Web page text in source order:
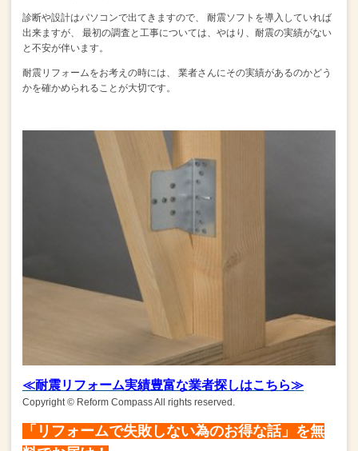
診断や設計はパソコンで出てきますので、
耐震ソフトを導入していれば
出来ますが、
最初の調査と工事については、やはり、耐震の実績がない
と不安が伴います。
耐震リフォームをお考えの時には、
業者さんにその実績があるのかどう
かを確かめられることが大切です。
≪耐震リフォーム実績豊富な業者探しはこちら≫
Copyright © Reform Compass All rights reserved.
「リフォームで失敗しない為のお得な話」を無